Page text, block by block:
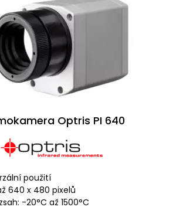
Optris PI 640
použití
640 x 480 pixelů
-20°C až 1500°C